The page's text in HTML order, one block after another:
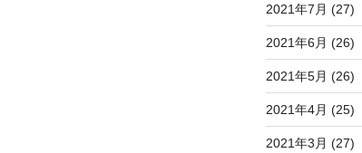
2021年7月 (27)
2021年6月 (26)
2021年5月 (26)
2021年4月 (25)
2021年3月 (27)